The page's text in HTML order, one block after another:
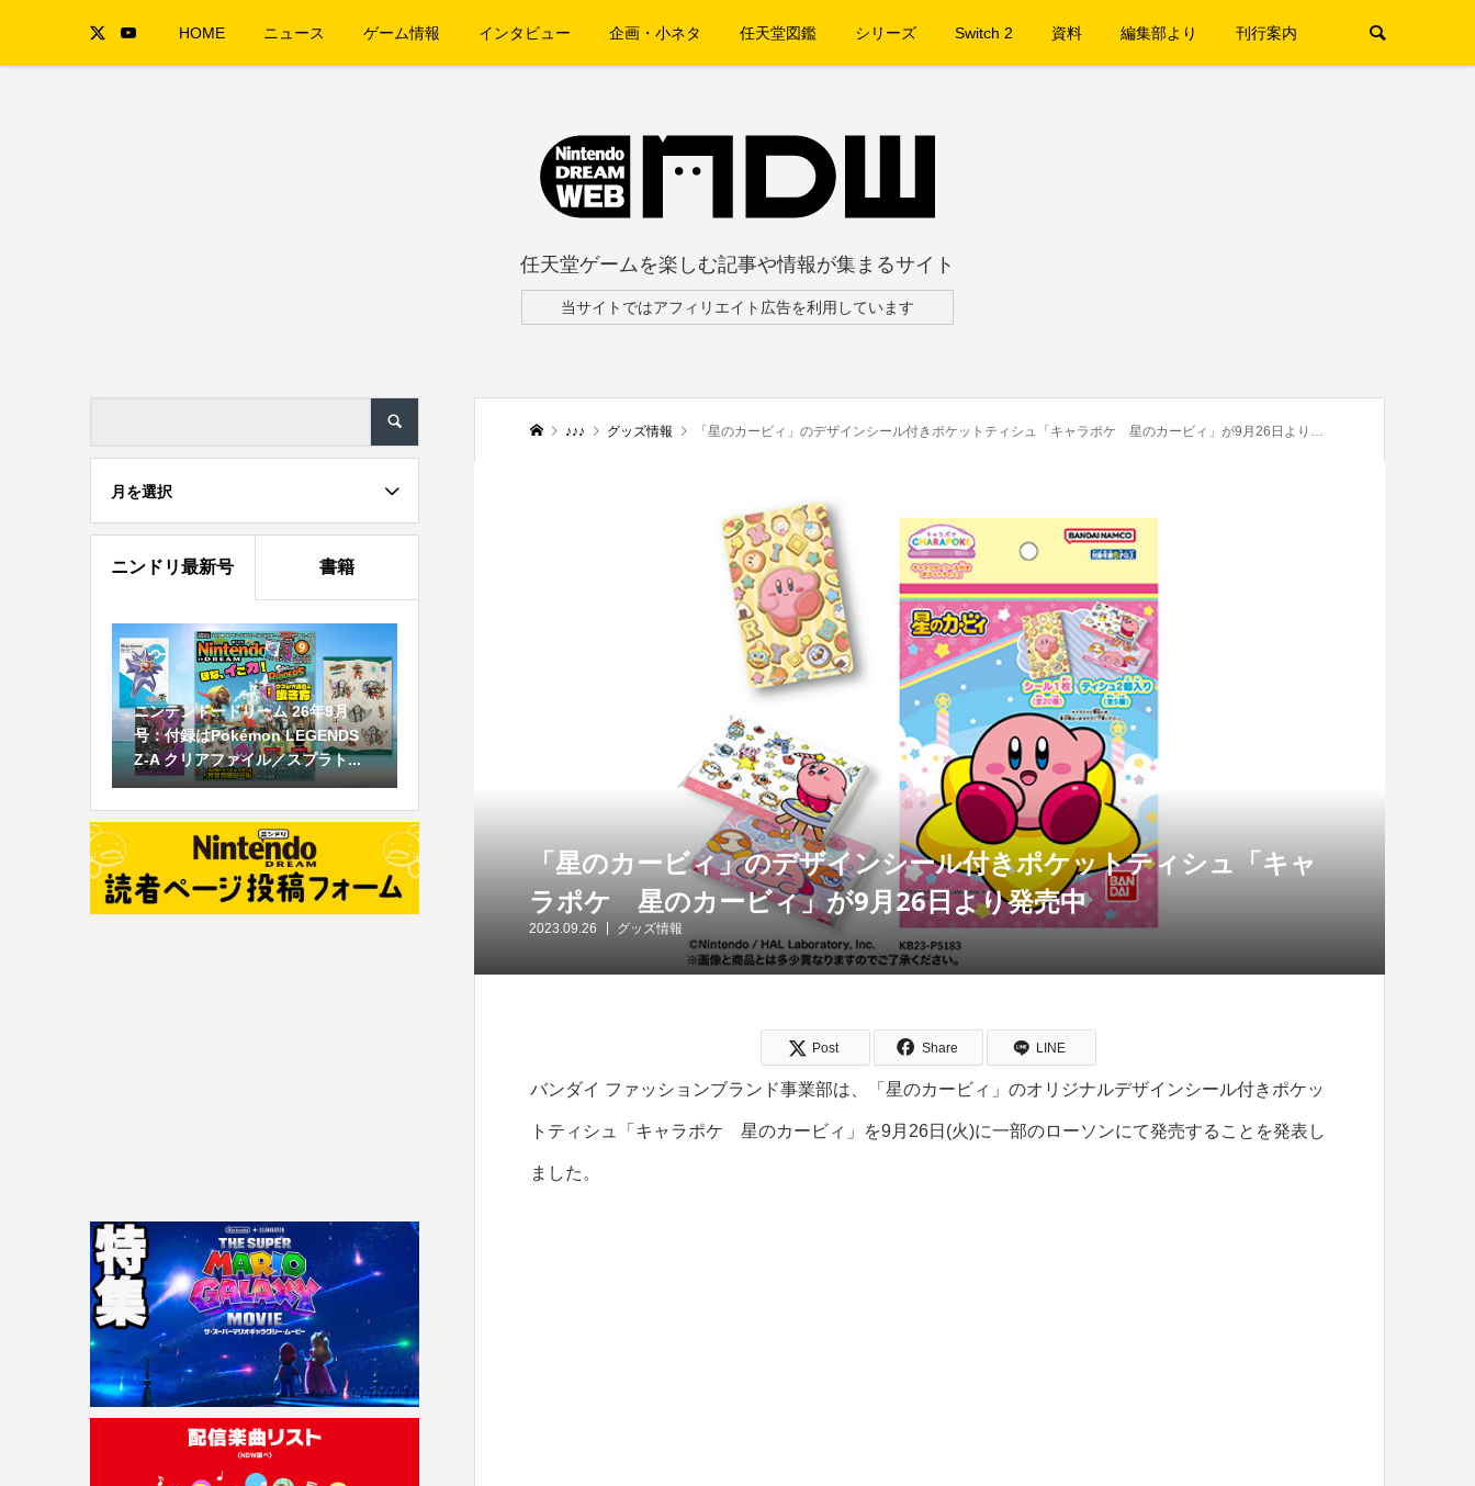
HOME ニュース ゲーム情報 インタビュー 企画・小ネタ 任天堂図鑑 シリーズ Switch 2 資料 編集部より 刊行案内
任天堂ゲームを楽しむ記事や情報が集まるサイト
当サイトではアフィリエイト広告を利用しています
♪♪♪ グッズ情報 「星のカービィ」のデザインシール付きポケットティシュ「キャラポケ 星のカービィ」が9月26日より発売中
「星のカービィ」のデザインシール付きポケットティシュ「キャ
ラポケ 星のカービィ」が9月26日より発売中
2023.09.26 グッズ情報
Post Share LINE
バンダイ ファッションブランド事業部は、「星のカービィ」のオリジナルデザインシール付きポケッ
トティシュ「キャラポケ 星のカービィ」を9月26日(火)に一部のローソンにて発売することを発表し
ました。
月を選択
ニンドリ最新号 書籍
ニンテンドードリーム 26年9月
号：付録はPokémon LEGENDS
Z-A クリアファイル／スプラト...